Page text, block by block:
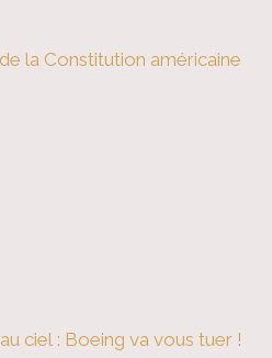
la Constitution américaine
ciel : Boeing va vous tuer !